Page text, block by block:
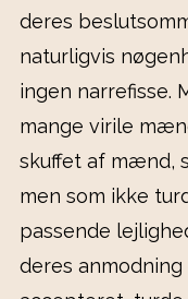
deres
naturligvis
ingen narrefisse.
mange virile
skuffet af mænd,
men som ikke
passende
deres